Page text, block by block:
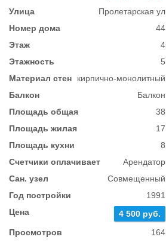
Улица
Пролетарская ул
Номер дома
44
Этаж
4
Этажность
5
Материал стен
кирпично-монолитный
Балкон
Балкон
Площадь общая
38
Площадь жилая
17
Площадь кухни
8
Счетчики оплачивает
Арендатор
Сан. узел
Совмещенный
Год постройки
1991
Цена
4 500 руб.
Просмотров
164